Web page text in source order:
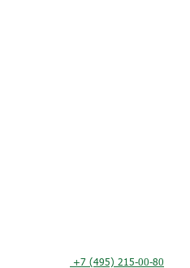
+7 (495) 215-00-80